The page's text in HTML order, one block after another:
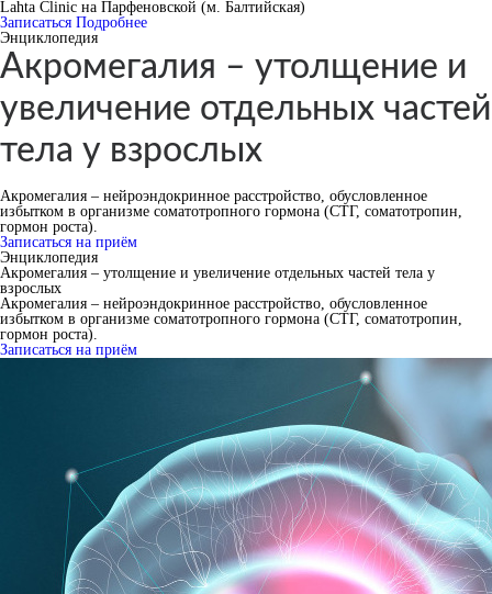
Lahta Clinic на Парфеновской (м. Балтийская)
Записаться Подробнее
Энциклопедия
Акромегалия – утолщение и
увеличение отдельных частей
тела у взрослых
Акромегалия – нейроэндокринное расстройство, обусловленное
избытком в организме соматотропного гормона (СТГ, соматотропин,
гормон роста).
Записаться на приём
Энциклопедия
Акромегалия – утолщение и увеличение отдельных частей тела у
взрослых
Акромегалия – нейроэндокринное расстройство, обусловленное
избытком в организме соматотропного гормона (СТГ, соматотропин,
гормон роста).
Записаться на приём